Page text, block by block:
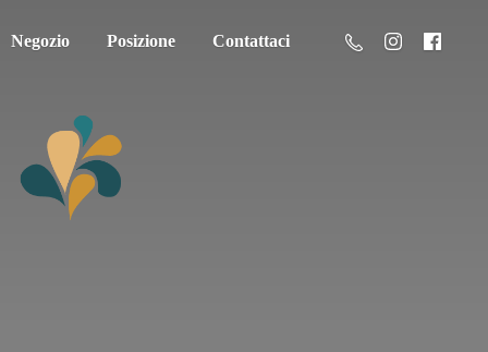
Negozio Posizione Contattaci